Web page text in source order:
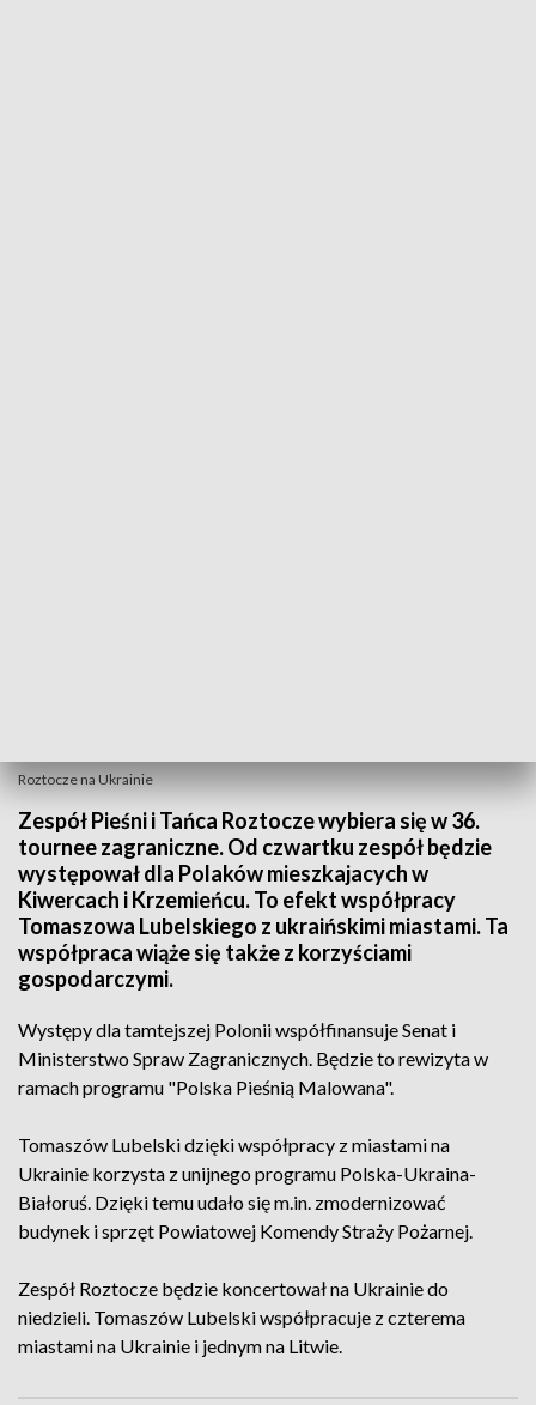
Roztocze na Ukrainie
Zespół Pieśni i Tańca Roztocze wybiera się w 36.
tournee zagraniczne. Od czwartku zespół będzie
występował dla Polaków mieszkajacych w
Kiwercach i Krzemieńcu. To efekt współpracy
Tomaszowa Lubelskiego z ukraińskimi miastami. Ta
współpraca wiąże się także z korzyściami
gospodarczymi.
Występy dla tamtejszej Polonii współfinansuje Senat i
Ministerstwo Spraw Zagranicznych. Będzie to rewizyta w
ramach programu "Polska Pieśnią Malowana".
Tomaszów Lubelski dzięki współpracy z miastami na
Ukrainie korzysta z unijnego programu Polska-Ukraina-
Białoruś. Dzięki temu udało się m.in. zmodernizować
budynek i sprzęt Powiatowej Komendy Straży Pożarnej.
Zespół Roztocze będzie koncertował na Ukrainie do
niedzieli. Tomaszów Lubelski współpracuje z czterema
miastami na Ukrainie i jednym na Litwie.